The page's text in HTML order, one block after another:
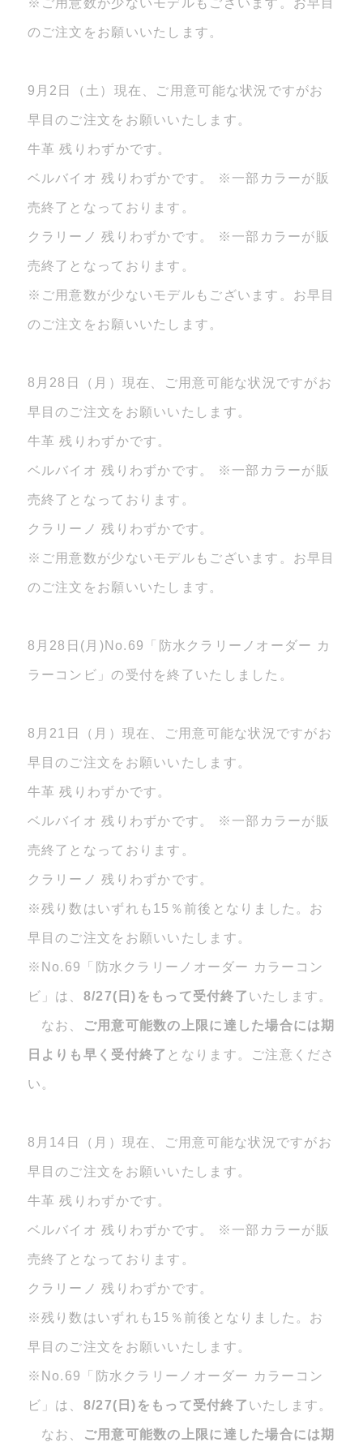
※ご用意数が少ないモデルもございます。お早目
のご注文をお願いいたします。
9月2日（土）現在、ご用意可能な状況ですがお
早目のご注文をお願いいたします。
牛革 残りわずかです。
ベルバイオ 残りわずかです。 ※一部カラーが販
売終了となっております。
クラリーノ 残りわずかです。 ※一部カラーが販
売終了となっております。
※ご用意数が少ないモデルもございます。お早目
のご注文をお願いいたします。
8月28日（月）現在、ご用意可能な状況ですがお
早目のご注文をお願いいたします。
牛革 残りわずかです。
ベルバイオ 残りわずかです。 ※一部カラーが販
売終了となっております。
クラリーノ 残りわずかです。
※ご用意数が少ないモデルもございます。お早目
のご注文をお願いいたします。
8月28日(月)No.69「防水クラリーノオーダー カ
ラーコンビ」の受付を終了いたしました。
8月21日（月）現在、ご用意可能な状況ですがお
早目のご注文をお願いいたします。
牛革 残りわずかです。
ベルバイオ 残りわずかです。 ※一部カラーが販
売終了となっております。
クラリーノ 残りわずかです。
※残り数はいずれも15％前後となりました。お
早目のご注文をお願いいたします。
※No.69「防水クラリーノオーダー カラーコン
ビ」は、 8/27(日)をもって受付終了 いたします。
なお、 ご用意可能数の上限に達した場合には期
日よりも早く受付終了 となります。ご注意くださ
い。
8月14日（月）現在、ご用意可能な状況ですがお
早目のご注文をお願いいたします。
牛革 残りわずかです。
ベルバイオ 残りわずかです。 ※一部カラーが販
売終了となっております。
クラリーノ 残りわずかです。
※残り数はいずれも15％前後となりました。お
早目のご注文をお願いいたします。
※No.69「防水クラリーノオーダー カラーコン
ビ」は、 8/27(日)をもって受付終了 いたします。
なお、 ご用意可能数の上限に達した場合には期